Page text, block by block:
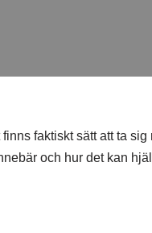
faktiskt sätt att ta sig
och hur det kan